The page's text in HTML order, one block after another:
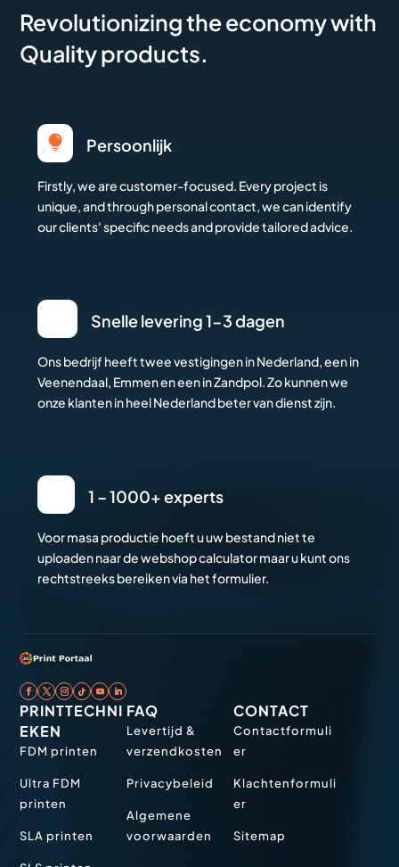
Revolutionizing the economy with
Quality products.
 Persoonlijk
Firstly, we are customer-focused. Every project is
unique, and through personal contact, we can identify
our clients' specific needs and provide tailored advice.
Snelle levering 1-3 dagen
Ons bedrijf heeft twee vestigingen in Nederland, een in
Veenendaal, Emmen en een in Zandpol. Zo kunnen we
onze klanten in heel Nederland beter van dienst zijn.
1 – 1000+ experts
Voor masa productie hoeft u uw bestand niet te
uploaden naar de webshop calculator maar u kunt ons
rechtstreeks bereiken via het formulier.
PRINTTECHNI
EKEN
FDM printen
Ultra FDM
printen
SLA printen
FAQ
Levertijd &
verzendkosten
Privacybeleid
Algemene
voorwaarden
CONTACT
Contactformuli
er
Klachtenformuli
er
Sitemap